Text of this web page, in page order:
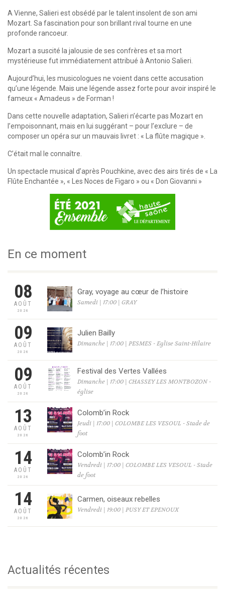
A Vienne, Salieri est obsédé par le talent insolent de son ami
Mozart. Sa fascination pour son brillant rival tourne en une
profonde rancoeur.
Mozart a suscité la jalousie de ses confrères et sa mort
mystérieuse fut immédiatement attribué à Antonio Salieri.
Aujourd’hui, les musicologues ne voient dans cette accusation
qu’une légende. Mais une légende assez forte pour avoir inspiré le
fameux « Amadeus » de Forman !
Dans cette nouvelle adaptation, Salieri n’écarte pas Mozart en
l’empoisonnant, mais en lui suggérant – pour l’exclure – de
composer un opéra sur un mauvais livret : « La flûte magique ».
C’était mal le connaître.
Un spectacle musical d’après Pouchkine, avec des airs tirés de « La
Flûte Enchantée », « Les Noces de Figaro » ou « Don Giovanni »
En ce moment
08
AOÛT
2026
Gray, voyage au cœur de l’histoire
Samedi | 17:00 | GRAY
09
AOÛT
2026
Julien Bailly
Dimanche | 17:00 | PESMES - Eglise Saint-Hilaire
09
AOÛT
2026
Festival des Vertes Vallées
Dimanche | 17:00 | CHASSEY LES MONTBOZON -
église
13
AOÛT
2026
Colomb’in Rock
Jeudi | 17:00 | COLOMBE LES VESOUL - Stade de
foot
14
AOÛT
2026
Colomb’in Rock
Vendredi | 17:00 | COLOMBE LES VESOUL - Stade
de foot
14
AOÛT
2026
Carmen, oiseaux rebelles
Vendredi | 19:00 | PUSY ET EPENOUX
Actualités récentes